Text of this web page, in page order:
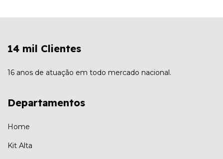
14 mil Clientes
16 anos de atuação em todo mercado nacional.
Departamentos
Home
Kit Alta